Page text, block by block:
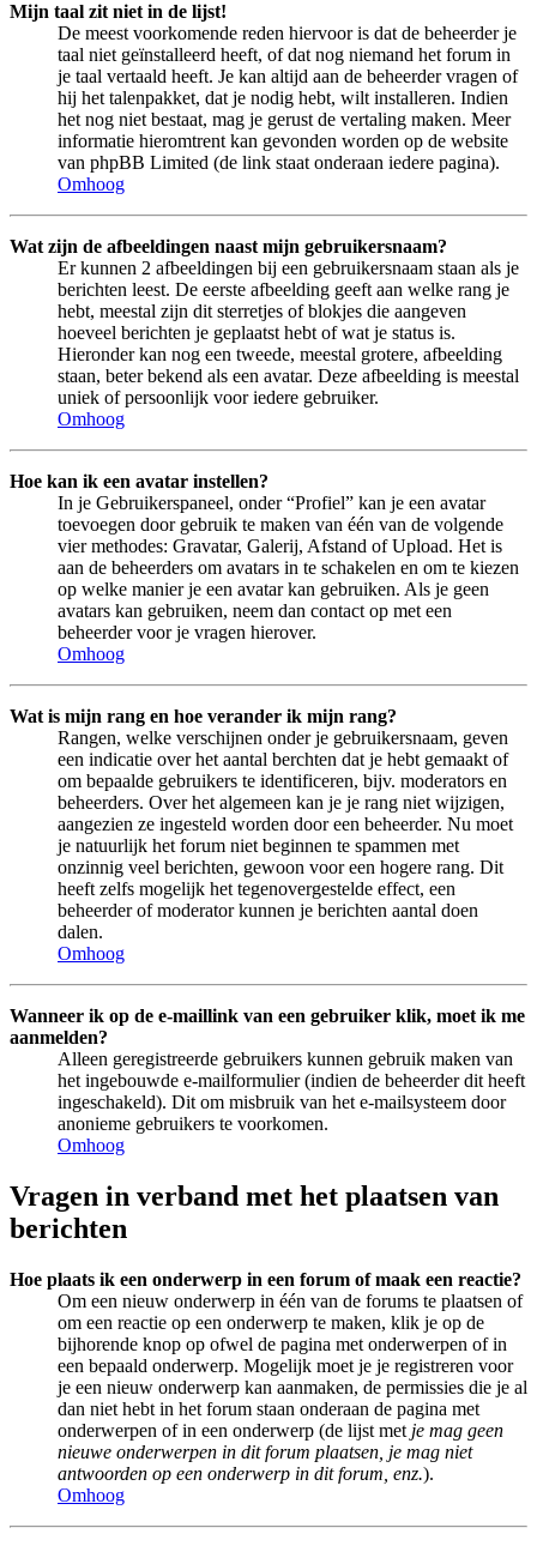
Mijn taal zit niet in de lijst!
De meest voorkomende reden hiervoor is dat de beheerder je
taal niet geïnstalleerd heeft, of dat nog niemand het forum in
je taal vertaald heeft. Je kan altijd aan de beheerder vragen of
hij het talenpakket, dat je nodig hebt, wilt installeren. Indien
het nog niet bestaat, mag je gerust de vertaling maken. Meer
informatie hieromtrent kan gevonden worden op de website
van phpBB Limited (de link staat onderaan iedere pagina).
Omhoog
Wat zijn de afbeeldingen naast mijn gebruikersnaam?
Er kunnen 2 afbeeldingen bij een gebruikersnaam staan als je
berichten leest. De eerste afbeelding geeft aan welke rang je
hebt, meestal zijn dit sterretjes of blokjes die aangeven
hoeveel berichten je geplaatst hebt of wat je status is.
Hieronder kan nog een tweede, meestal grotere, afbeelding
staan, beter bekend als een avatar. Deze afbeelding is meestal
uniek of persoonlijk voor iedere gebruiker.
Omhoog
Hoe kan ik een avatar instellen?
In je Gebruikerspaneel, onder “Profiel” kan je een avatar
toevoegen door gebruik te maken van één van de volgende
vier methodes: Gravatar, Galerij, Afstand of Upload. Het is
aan de beheerders om avatars in te schakelen en om te kiezen
op welke manier je een avatar kan gebruiken. Als je geen
avatars kan gebruiken, neem dan contact op met een
beheerder voor je vragen hierover.
Omhoog
Wat is mijn rang en hoe verander ik mijn rang?
Rangen, welke verschijnen onder je gebruikersnaam, geven
een indicatie over het aantal berchten dat je hebt gemaakt of
om bepaalde gebruikers te identificeren, bijv. moderators en
beheerders. Over het algemeen kan je je rang niet wijzigen,
aangezien ze ingesteld worden door een beheerder. Nu moet
je natuurlijk het forum niet beginnen te spammen met
onzinnig veel berichten, gewoon voor een hogere rang. Dit
heeft zelfs mogelijk het tegenovergestelde effect, een
beheerder of moderator kunnen je berichten aantal doen
dalen.
Omhoog
Wanneer ik op de e-maillink van een gebruiker klik, moet ik me
aanmelden?
Alleen geregistreerde gebruikers kunnen gebruik maken van
het ingebouwde e-mailformulier (indien de beheerder dit heeft
ingeschakeld). Dit om misbruik van het e-mailsysteem door
anonieme gebruikers te voorkomen.
Omhoog
Vragen in verband met het plaatsen van
berichten
Hoe plaats ik een onderwerp in een forum of maak een reactie?
Om een nieuw onderwerp in één van de forums te plaatsen of
om een reactie op een onderwerp te maken, klik je op de
bijhorende knop op ofwel de pagina met onderwerpen of in
een bepaald onderwerp. Mogelijk moet je je registreren voor
je een nieuw onderwerp kan aanmaken, de permissies die je al
dan niet hebt in het forum staan onderaan de pagina met
onderwerpen of in een onderwerp (de lijst met je mag geen
nieuwe onderwerpen in dit forum plaatsen, je mag niet
antwoorden op een onderwerp in dit forum, enz.).
Omhoog